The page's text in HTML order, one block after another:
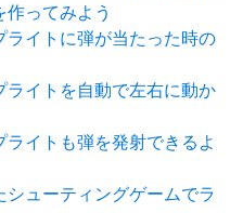
ってみよう
イトに弾が当たった時の
イトを自動で左右に動か
イトも弾を発射できるよ
ューティングゲームでラ